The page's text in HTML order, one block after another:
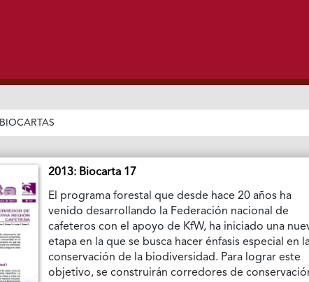
BIOCARTAS
2013: Biocarta 17
El programa forestal que desde hace 20 años ha
venido desarrollando la Federación nacional de
cafeteros con el apoyo de KfW, ha iniciado una
etapa en la que se busca hacer énfasis especial en
conservación de la biodiversidad. Para lograr este
objetivo, se construirán corredores de